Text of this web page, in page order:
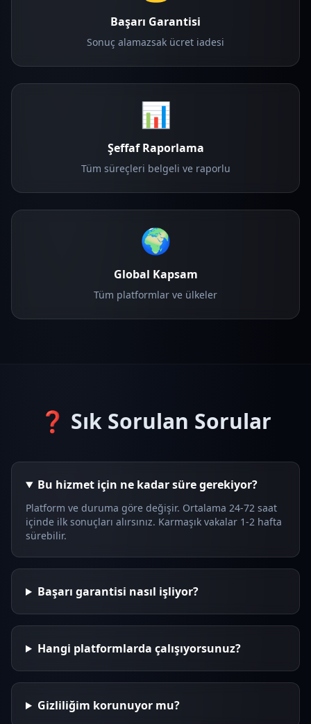
Başarı Garantisi
Sonuç alamazsak ücret iadesi
📊
Şeffaf Raporlama
Tüm süreçleri belgeli ve raporlu
🌍
Global Kapsam
Tüm platformlar ve ülkeler
❓ Sık Sorulan Sorular
Bu hizmet için ne kadar süre gerekiyor?
Platform ve duruma göre değişir. Ortalama 24-72 saat
içinde ilk sonuçları alırsınız. Karmaşık vakalar 1-2 hafta
sürebilir.
Başarı garantisi nasıl işliyor?
Hangi platformlarda çalışıyorsunuz?
Gizliliğim korunuyor mu?